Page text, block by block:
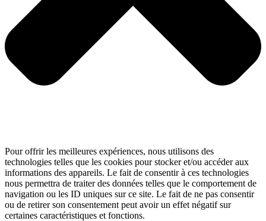
Pour offrir les meilleures expériences, nous utilisons des
technologies telles que les cookies pour stocker et/ou accéder aux
informations des appareils. Le fait de consentir à ces technologies
nous permettra de traiter des données telles que le comportement de
navigation ou les ID uniques sur ce site. Le fait de ne pas consentir
ou de retirer son consentement peut avoir un effet négatif sur
certaines caractéristiques et fonctions.